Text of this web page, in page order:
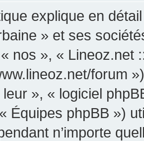
explique en
» et ses
nos », « Lineoz.net
forum
», « logiciel
Équipes phpBB »)
n’importe